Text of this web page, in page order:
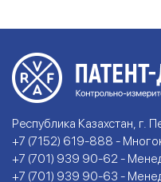
Республика Казахстан, г.
+7 (7152) 619-888 -
+7 (701) 939 90-62 -
+7 (701) 939 90-63 -